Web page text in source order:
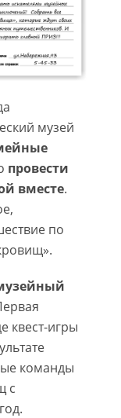
музей
провести
вместе.
по
квест-игры
команды
с